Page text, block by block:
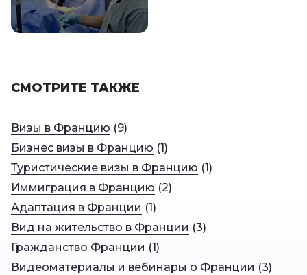
СМОТРИТЕ ТАКЖЕ
Визы в Францию (9)
Бизнес визы в Францию (1)
Туристические визы в Францию (1)
Иммиграция в Францию (2)
Адаптация в Франции (1)
Вид на жительство в Франции (3)
Гражданство Франции (1)
Видеоматериалы и вебинары о Франции (3)